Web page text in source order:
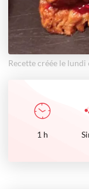
Recette créée le
1 h